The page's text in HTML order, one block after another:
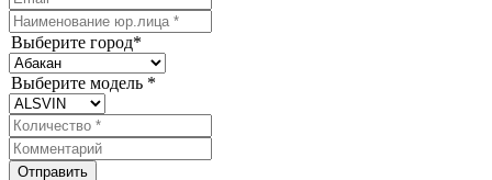
Выберите город*
Выберите модель *
Отправить